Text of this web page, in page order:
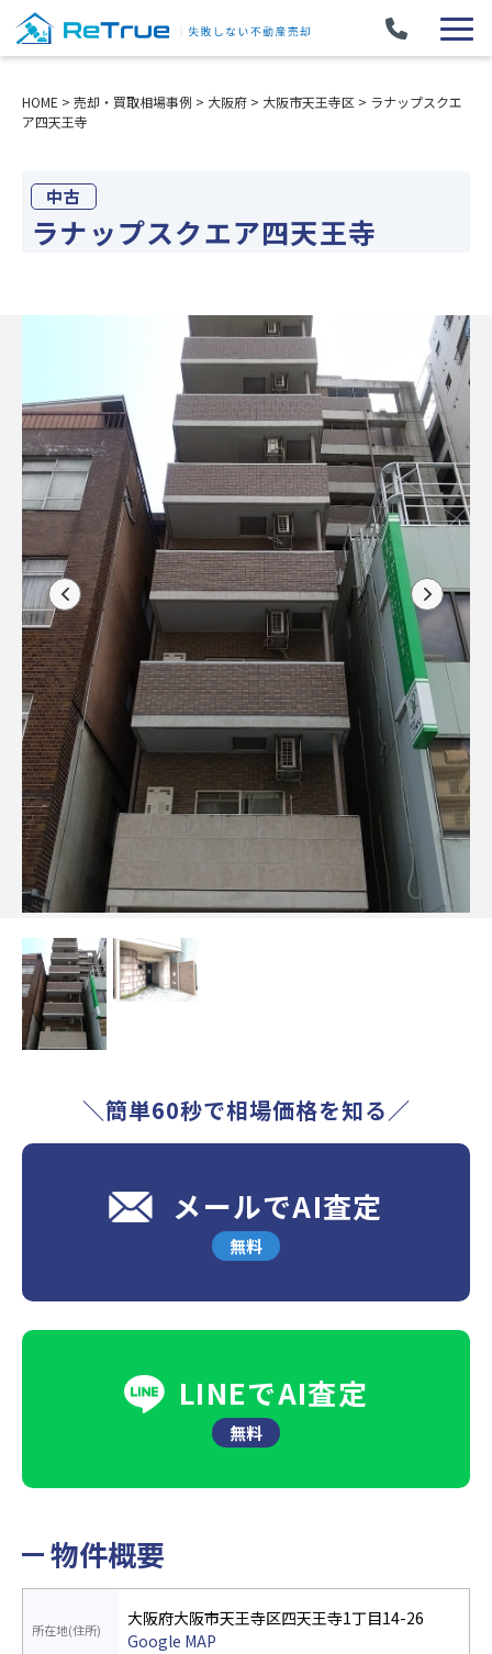
HOME > 売却・買取相場事例 > 大阪府 > 大阪市天王寺区 > ラナップスクエ
ア四天王寺
中古
ラナップスクエア四天王寺
＼簡単60秒で相場価格を知る／
メールでAI査定
無料
LINEでAI査定
無料
物件概要
所在地(住所)
大阪府大阪市天王寺区四天王寺1丁目14-26
Google MAP